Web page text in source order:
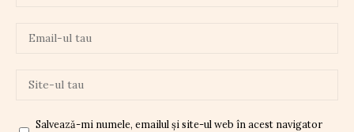
Salvează-mi numele, emailul și site-ul web în acest navigator